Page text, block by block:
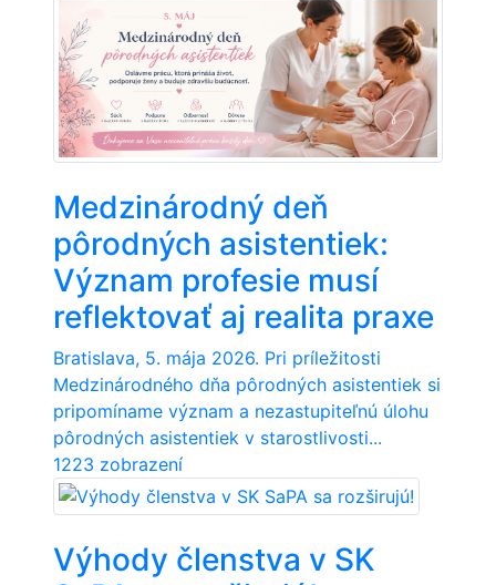
Medzinárodný deň
pôrodných asistentiek:
Význam profesie musí
reflektovať aj realita praxe
Bratislava, 5. mája 2026. Pri príležitosti
Medzinárodného dňa pôrodných asistentiek si
pripomíname význam a nezastupiteľnú úlohu
pôrodných asistentiek v starostlivosti...
1223 zobrazení
Výhody členstva v SK